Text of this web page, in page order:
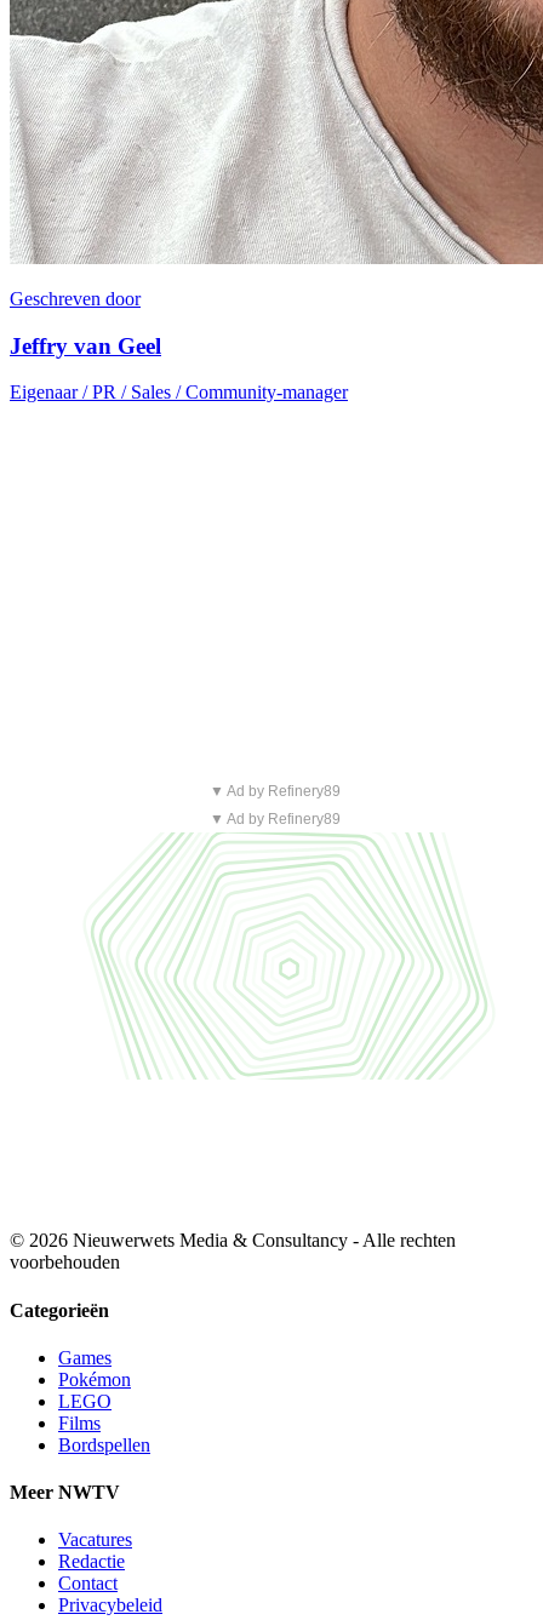
Geschreven door
Jeffry van Geel
Eigenaar / PR / Sales / Community-manager
▼ Ad by Refinery89
▼ Ad by Refinery89
© 2026 Nieuwerwets Media & Consultancy - Alle rechten
voorbehouden
Categorieën
Games
Pokémon
LEGO
Films
Bordspellen
Meer NWTV
Vacatures
Redactie
Contact
Privacybeleid